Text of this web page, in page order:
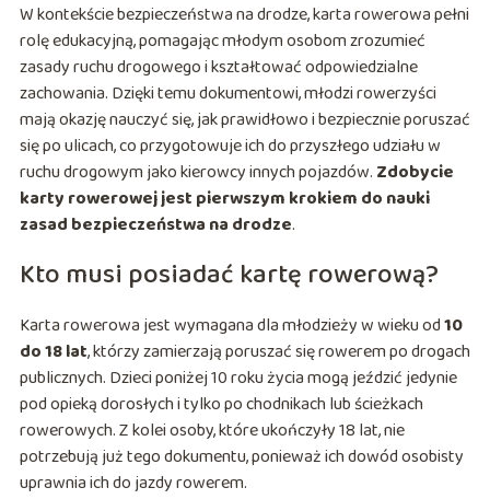
W kontekście bezpieczeństwa na drodze, karta rowerowa pełni
rolę edukacyjną, pomagając młodym osobom zrozumieć
zasady ruchu drogowego i kształtować odpowiedzialne
zachowania. Dzięki temu dokumentowi, młodzi rowerzyści
mają okazję nauczyć się, jak prawidłowo i bezpiecznie poruszać
się po ulicach, co przygotowuje ich do przyszłego udziału w
ruchu drogowym jako kierowcy innych pojazdów. Zdobycie
karty rowerowej jest pierwszym krokiem do nauki
zasad bezpieczeństwa na drodze.
Kto musi posiadać kartę rowerową?
Karta rowerowa jest wymagana dla młodzieży w wieku od10
do 18 lat, którzy zamierzają poruszać się rowerem po drogach
publicznych. Dzieci poniżej 10 roku życia mogą jeździć jedynie
pod opieką dorosłych i tylko po chodnikach lub ścieżkach
rowerowych. Z kolei osoby, które ukończyły 18 lat, nie
potrzebują już tego dokumentu, ponieważ ich dowód osobisty
uprawnia ich do jazdy rowerem.